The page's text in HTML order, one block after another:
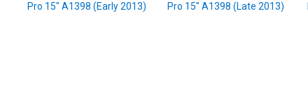
Pro 15" A1398 (Early 2013) Pro 15" A1398 (Late 2013)